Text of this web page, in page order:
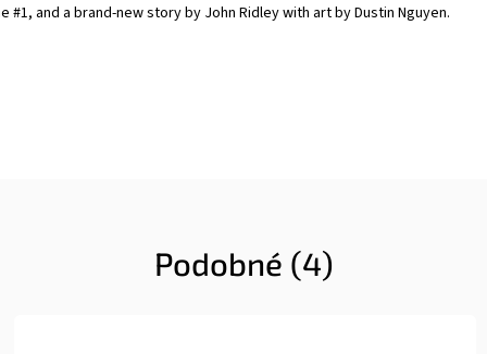
#1, and a brand-new story by John Ridley with art by Dustin Nguyen.
Podobné (4)